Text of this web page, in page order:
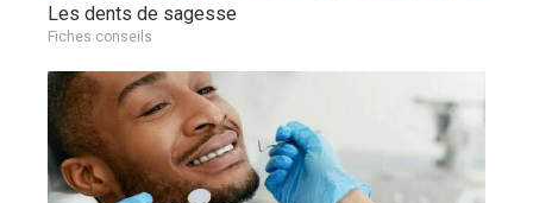
Les dents de sagesse
Fiches conseils